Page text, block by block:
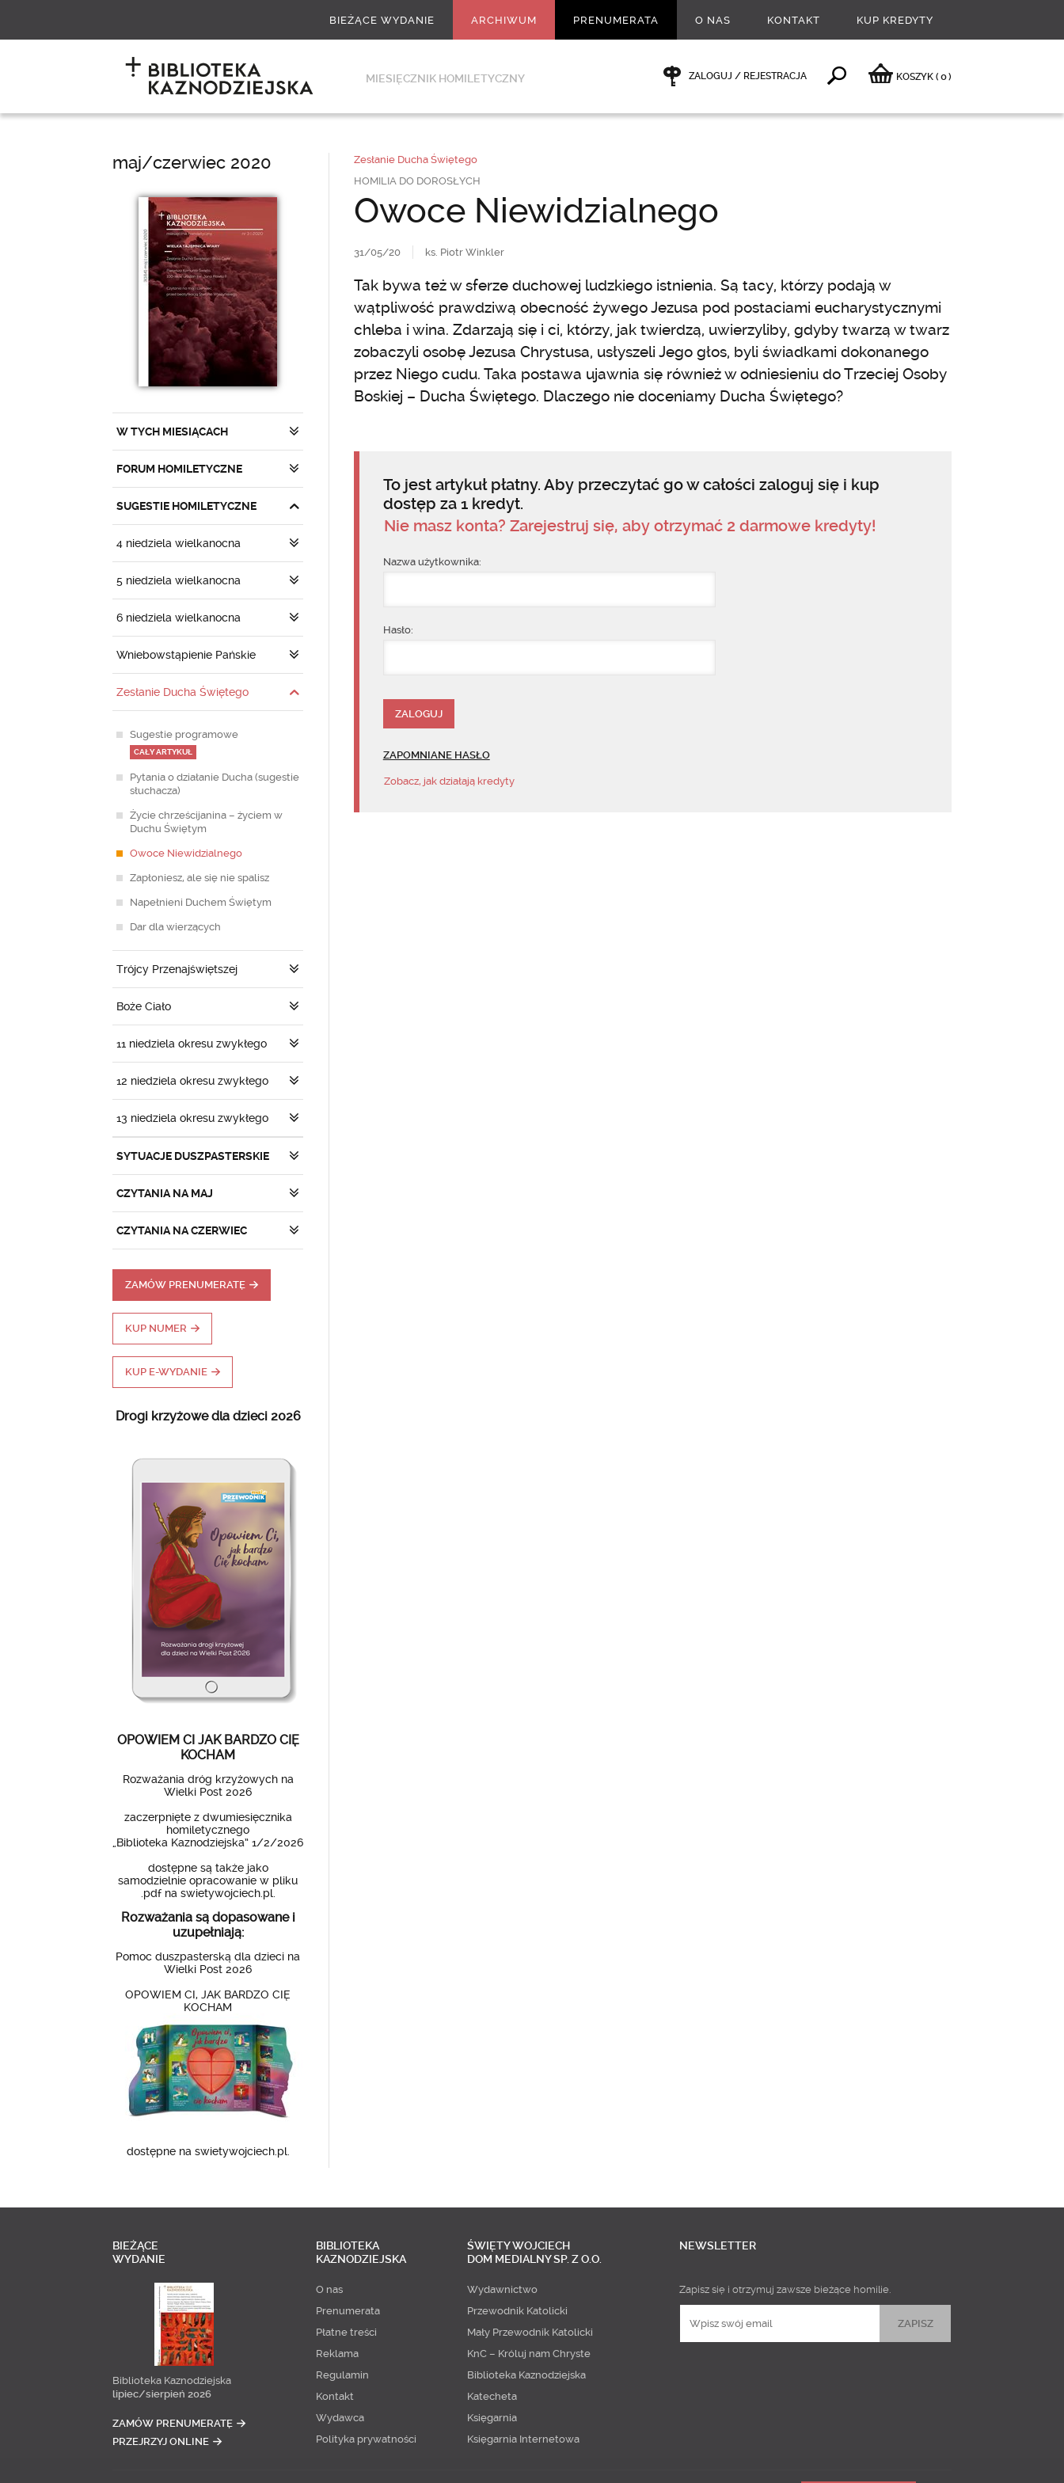
BIEŻĄCE WYDANIE ARCHIWUM PRENUMERATA O NAS KONTAKT KUP KREDYTY
MIESIĘCZNIK HOMILETYCZNY ZALOGUJ / REJESTRACJA KOSZYK ( 0)
maj/czerwiec 2020
W TYCH MIESIĄCACH
FORUM HOMILETYCZNE
SUGESTIE HOMILETYCZNE
4 niedziela wielkanocna
5 niedziela wielkanocna
6 niedziela wielkanocna
Wniebowstąpienie Pańskie
Zesłanie Ducha Świętego
Sugestie programowe
CAŁY ARTYKUŁ
Pytania o działanie Ducha (sugestie
słuchacza)
Życie chrześcijanina – życiem w
Duchu Świętym
Owoce Niewidzialnego
Zapłoniesz, ale się nie spalisz
Napełnieni Duchem Świętym
Dar dla wierzących
Trójcy Przenajświętszej
Boże Ciało
11 niedziela okresu zwykłego
12 niedziela okresu zwykłego
13 niedziela okresu zwykłego
SYTUACJE DUSZPASTERSKIE
CZYTANIA NA MAJ
CZYTANIA NA CZERWIEC
ZAMÓW PRENUMERATĘ
KUP NUMER
KUP E-WYDANIE
Drogi krzyżowe dla dzieci 2026
OPOWIEM CI JAK BARDZO CIĘ
KOCHAM
Rozważania dróg krzyżowych na
Wielki Post 2026
zaczerpnięte z dwumiesięcznika
homiletycznego
„Biblioteka Kaznodziejska” 1/2/2026
dostępne są także jako
samodzielnie opracowanie w pliku
.pdf na swietywojciech.pl.
Rozważania są dopasowane i
uzupełniają:
Pomoc duszpasterską dla dzieci na
Wielki Post 2026
OPOWIEM CI, JAK BARDZO CIĘ
KOCHAM
dostępne na swietywojciech.pl.
Zesłanie Ducha Świętego
HOMILIA DO DOROSŁYCH
Owoce Niewidzialnego
31/05/20 ks. Piotr Winkler
Tak bywa też w sferze duchowej ludzkiego istnienia. Są tacy, którzy podają w
wątpliwość prawdziwą obecność żywego Jezusa pod postaciami eucharystycznymi
chleba i wina. Zdarzają się i ci, którzy, jak twierdzą, uwierzyliby, gdyby twarzą w twarz
zobaczyli osobę Jezusa Chrystusa, usłyszeli Jego głos, byli świadkami dokonanego
przez Niego cudu. Taka postawa ujawnia się również w odniesieniu do Trzeciej Osoby
Boskiej – Ducha Świętego. Dlaczego nie doceniamy Ducha Świętego?
To jest artykuł płatny. Aby przeczytać go w całości zaloguj się i kup
dostęp za 1 kredyt.
Nie masz konta? Zarejestruj się, aby otrzymać 2 darmowe kredyty!
Nazwa użytkownika:
Hasło:
ZAPOMNIANE HASŁO
Zobacz, jak działają kredyty
BIEŻĄCE
WYDANIE
Biblioteka Kaznodziejska
lipiec/sierpień 2026
ZAMÓW PRENUMERATĘ
PRZEJRZYJ ONLINE
BIBLIOTEKA
KAZNODZIEJSKA
O nas
Prenumerata
Płatne treści
Reklama
Regulamin
Kontakt
Wydawca
Polityka prywatności
ŚWIĘTY WOJCIECH
DOM MEDIALNY SP. Z O.O.
Wydawnictwo
Przewodnik Katolicki
Mały Przewodnik Katolicki
KnC – Króluj nam Chryste
Biblioteka Kaznodziejska
Katecheta
Księgarnia
Księgarnia Internetowa
NEWSLETTER
Zapisz się i otrzymuj zawsze bieżące homilie.